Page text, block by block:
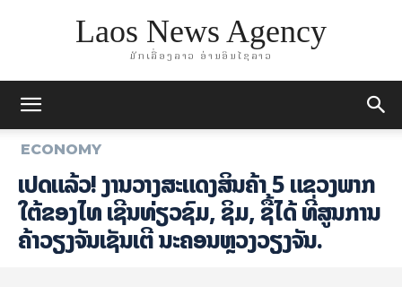
Laos News Agency
ມັກເລື່ອງລາວ ອ່ານອິນໄຊລາວ
ECONOMY
ເປີດແລ້ວ! ງານວາງສະແດງສິນຄ້າ 5 ແຂວງພາກ
ໃຕ້ຂອງໄທ ເຊີນທ່ຽວຊົມ, ຊິມ, ຊື້ໄດ້ ທີ່ສູນການ
ຄ້າວຽງຈັນເຊັນເຕີ ນະຄອນຫຼວງວຽງຈັນ.